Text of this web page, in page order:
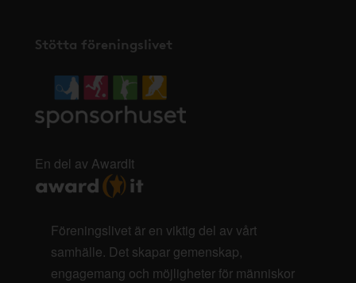
Stötta föreningslivet
En del av AwardIt
Föreningslivet är en viktig del av vårt
samhälle. Det skapar gemenskap,
engagemang och möjligheter för människor